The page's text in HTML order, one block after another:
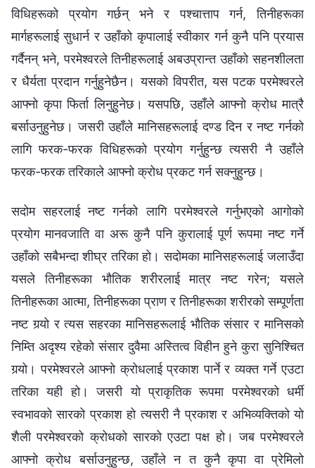
विधिहरूको प्रयोग गर्छन् भने र पश्‍चात्ताप गर्न, तिनीहरूका
मार्गहरूलाई सुधार्न र उहाँको कृपालाई स्वीकार गर्न कुनै पनि प्रयास
गर्दैनन् भने, परमेश्‍वरले तिनीहरूलाई अबउप्रान्त उहाँको सहनशीलता
र धैर्यता प्रदान गर्नुहुनेछैन। यसको विपरीत, यस पटक परमेश्‍वरले
आफ्‍नो कृपा फिर्ता लिनुहुनेछ। यसपछि, उहाँले आफ्‍नो क्रोध मात्रै
बर्साउनुहुनेछ। जसरी उहाँले मानिसहरूलाई दण्ड दिन र नष्ट गर्नको
लागि फरक-फरक विधिहरूको प्रयोग गर्नुहुन्छ त्यसरी नै उहाँले
फरक-फरक तरिकाले आफ्‍नो क्रोध प्रकट गर्न सक्‍नुहुन्छ।
सदोम सहरलाई नष्ट गर्नको लागि परमेश्‍वरले गर्नुभएको आगोको
प्रयोग मानवजाति वा अरू कुनै पनि कुरालाई पूर्ण रूपमा नष्ट गर्ने
उहाँको सबैभन्दा शीघ्र तरिका हो। सदोमका मानिसहरूलाई जलाउँदा
यसले तिनीहरूका भौतिक शरीरलाई मात्र नष्ट गरेन; यसले
तिनीहरूका आत्मा, तिनीहरूका प्राण र तिनीहरूका शरीरको सम्पूर्णता
नष्ट गर्‍यो र त्यस सहरका मानिसहरूलाई भौतिक संसार र मानिसको
निम्ति अदृश्य रहेको संसार दुवैमा अस्तित्व विहीन हुने कुरा सुनिश्‍चित
गर्‍यो। परमेश्‍वरले आफ्‍नो क्रोधलाई प्रकाश पार्ने र व्यक्त गर्ने एउटा
तरिका यही हो। जसरी यो प्राकृतिक रूपमा परमेश्‍वरको धर्मी
स्वभावको सारको प्रकाश हो त्यसरी नै प्रकाश र अभिव्यक्तिको यो
शैली परमेश्‍वरको क्रोधको सारको एउटा पक्ष हो। जब परमेश्‍वरले
आफ्‍नो क्रोध बर्साउनुहुन्छ, उहाँले न त कुनै कृपा वा प्रेमिलो